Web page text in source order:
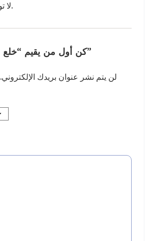
لا توجد مراجعات بعد.
كن أول من يقيم “خلع السن الجراحي”
لن يتم نشر عنوان بريدك الإلكتروني.